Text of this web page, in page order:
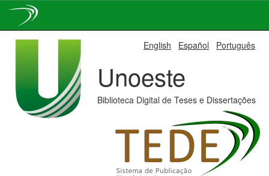
English Español Português
Unoeste
Biblioteca Digital de Teses e Dissertações